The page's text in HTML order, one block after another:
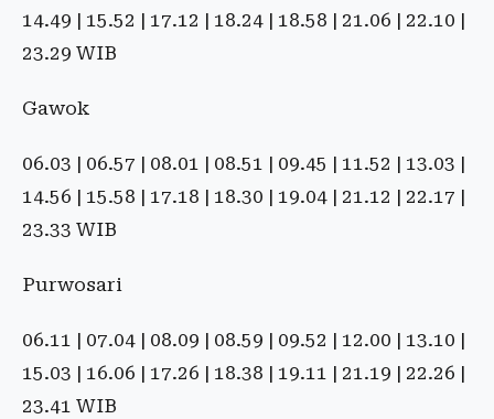
14.49 | 15.52 | 17.12 | 18.24 | 18.58 | 21.06 | 22.10 |
23.29 WIB
Gawok
06.03 | 06.57 | 08.01 | 08.51 | 09.45 | 11.52 | 13.03 |
14.56 | 15.58 | 17.18 | 18.30 | 19.04 | 21.12 | 22.17 |
23.33 WIB
Purwosari
06.11 | 07.04 | 08.09 | 08.59 | 09.52 | 12.00 | 13.10 |
15.03 | 16.06 | 17.26 | 18.38 | 19.11 | 21.19 | 22.26 |
23.41 WIB